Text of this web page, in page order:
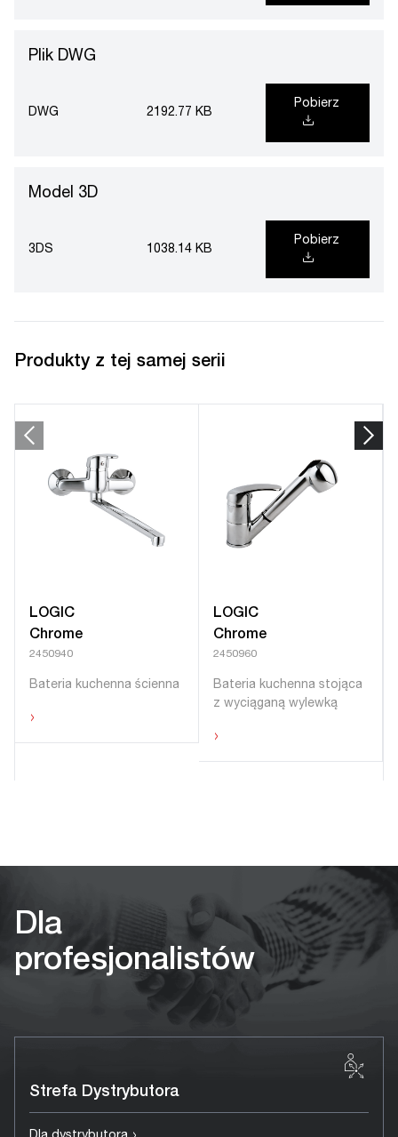
Plik DWG
DWG 2192.77 KB
Pobierz
Model 3D
3DS 1038.14 KB
Pobierz
Produkty z tej samej serii
LOGIC
Chrome
2450940
Bateria kuchenna ścienna
›
LOGIC
Chrome
2450960
Bateria kuchenna stojąca
z wyciąganą wylewką
›
Dla
profesjonalistów
Strefa Dystrybutora